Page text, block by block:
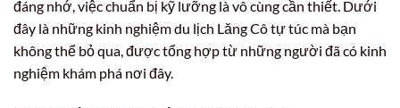
đáng nhớ, việc chuẩn bị kỹ lưỡng là vô cùng cần thiết. Dưới
đây là những kinh nghiệm du lịch Lăng Cô tự túc mà bạn
không thể bỏ qua, được tổng hợp từ những người đã có kinh
nghiệm khám phá nơi đây.